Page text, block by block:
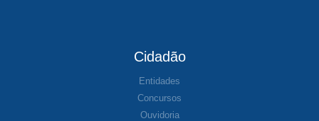
Cidadão
Entidades
Concursos
Ouvidoria